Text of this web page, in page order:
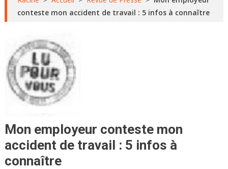
conteste mon accident de travail : 5 infos à connaître
Mon employeur conteste mon
accident de travail : 5 infos à
connaître